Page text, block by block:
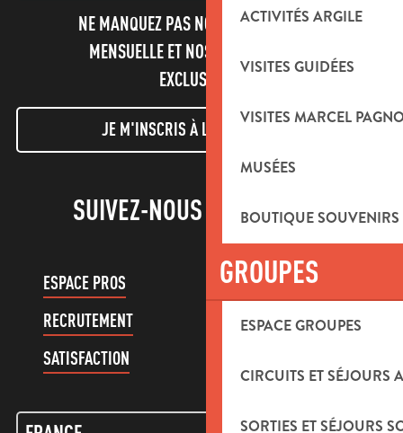
ACTIVITÉS ARGILE
VISITES GUIDÉES
VISITES MARCEL
MUSÉES
BOUTIQUE
GROUPES
ESPACE GROUPES
CIRCUITS ET SÉJOURS
SORTIES ET SÉJOURS
NE MANQUEZ PAS NOTRE NEWSLETTER
MENSUELLE ET NOS INFORMATIONS
EXCLUSIVES !
JE M'INSCRIS À LA NEWSLETTER
SUIVEZ-NOUS !
ESPACE PROS
ESPACE GROUPES
RECRUTEMENT
COMPTE CLIENT
SATISFACTION